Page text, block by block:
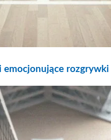
emocjonujące rozgrywki